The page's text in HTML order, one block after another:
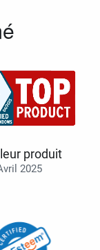
produit
2025